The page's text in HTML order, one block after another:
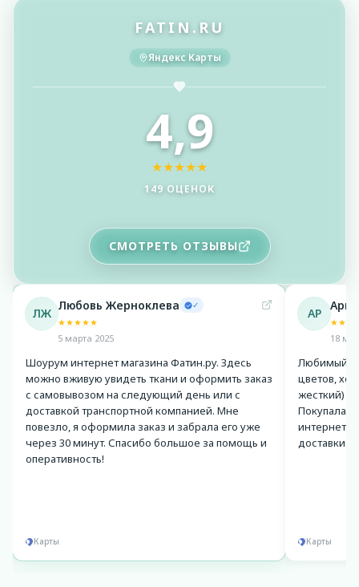
FATIN.RU
Яндекс Карты
4,9
★★★★★
149 ОЦЕНОК
СМОТРЕТЬ ОТЗЫВЫ
ЛЖ
Любовь Жерноклева ✓
★★★★★
5 марта 2025
Шоурум интернет магазина Фатин.ру. Здесь
можно вживую увидеть ткани и оформить заказ
с самовывозом на следующий день или с
доставкой транспортной компанией. Мне
повезло, я оформила заказ и забрала его уже
через 30 минут. Спасибо большое за помощь и
оперативность!
Карты
АР
★★
18
Любимый
цветов,
жесткий) и
Покупала
интернет-
доставки.
Карты